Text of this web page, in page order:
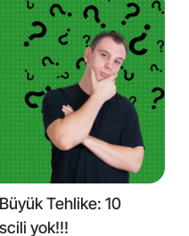
Tehlike: 10
yok!!!